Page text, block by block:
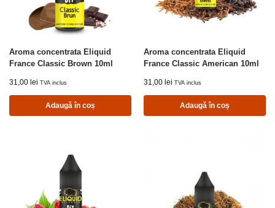
Aroma concentrata Eliquid
France Classic Brown 10ml
31,00 lei TVA inclus
Adaugă în coș
Aroma concentrata Eliquid
France Classic American 10ml
31,00 lei TVA inclus
Adaugă în coș